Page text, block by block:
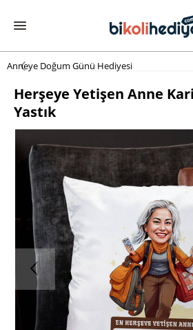
Anneye Doğum Günü Hediyesi
Herşeye Yetişen Anne
Yastık